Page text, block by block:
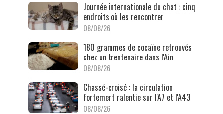
Journée internationale du chat : cinq
endroits où les rencontrer
08/08/26
180 grammes de cocaïne retrouvés
chez un trentenaire dans l'Ain
08/08/26
Chassé-croisé : la circulation
fortement ralentie sur l'A7 et l'A43
08/08/26